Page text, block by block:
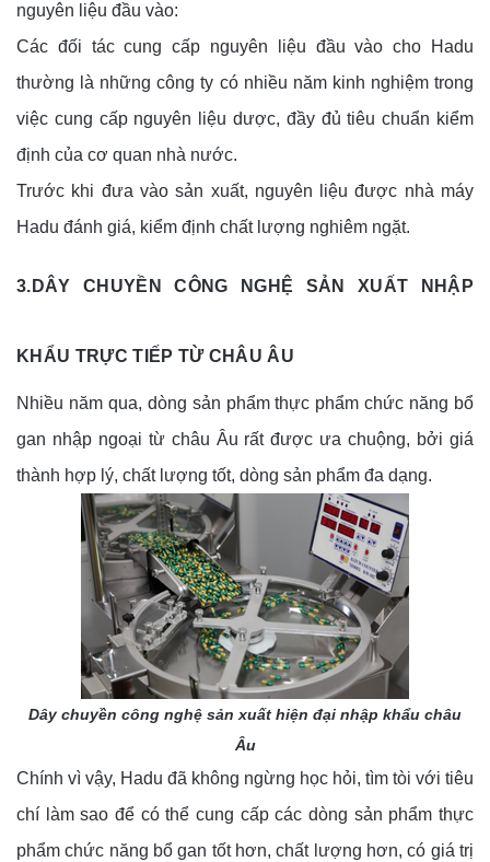
nguyên liệu đầu vào:
Các đối tác cung cấp nguyên liệu đầu vào cho Hadu
thường là những công ty có nhiều năm kinh nghiệm trong
việc cung cấp nguyên liệu dược, đầy đủ tiêu chuẩn kiểm
định của cơ quan nhà nước.
Trước khi đưa vào sản xuất, nguyên liệu được nhà máy
Hadu đánh giá, kiểm định chất lượng nghiêm ngặt.
3.DÂY CHUYỀN CÔNG NGHỆ SẢN XUẤT NHẬP
KHẨU TRỰC TIẾP TỪ CHÂU ÂU
Nhiều năm qua, dòng sản phẩm thực phẩm chức năng bổ
gan nhập ngoại từ châu Âu rất được ưa chuộng, bởi giá
thành hợp lý, chất lượng tốt, dòng sản phẩm đa dạng.
Dây chuyền công nghệ sản xuất hiện đại nhập khẩu châu
Âu
Chính vì vậy, Hadu đã không ngừng học hỏi, tìm tòi với tiêu
chí làm sao để có thể cung cấp các dòng sản phẩm thực
phẩm chức năng bổ gan tốt hơn, chất lượng hơn, có giá trị